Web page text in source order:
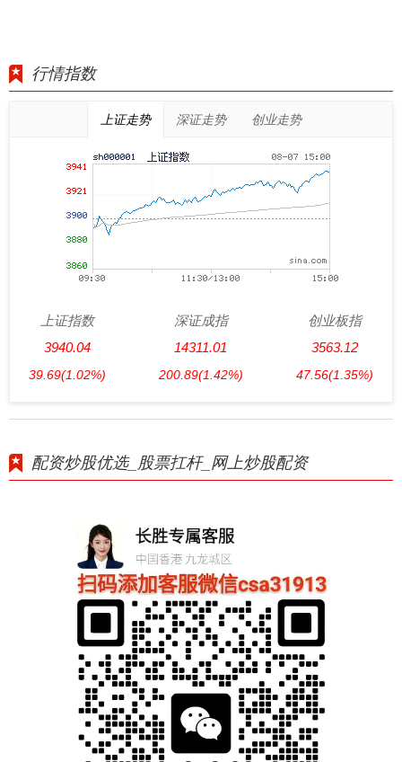
行情指数
上证走势 深证走势 创业走势
上证指数
3940.04
39.69(1.02%)
深证成指
14311.01
200.89(1.42%)
创业板指
3563.12
47.56(1.35%)
配资炒股优选_股票扛杆_网上炒股配资